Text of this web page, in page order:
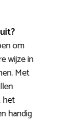
om
wijze in
Met
het
handig